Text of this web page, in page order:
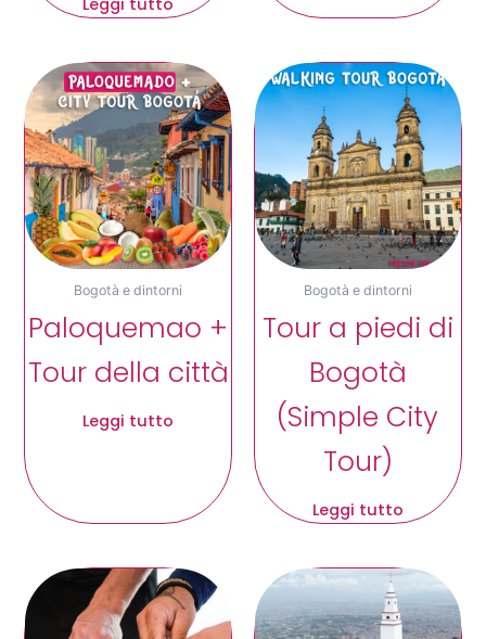
Leggi tutto
Bogotà e dintorni
Paloquemao +
Tour della città
Leggi tutto
Bogotà e dintorni
Tour a piedi di
Bogotà
(Simple City
Tour)
Leggi tutto